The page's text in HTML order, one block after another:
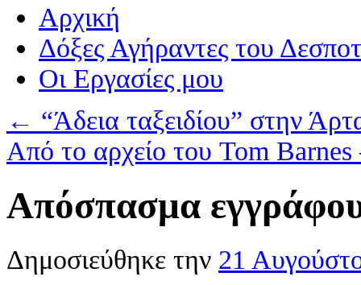
Αρχική
Δόξες Αγήραντες του
Οι Eργασίες μου
← “Άδεια ταξειδίου” στην
Από το αρχείο του Tom
Απόσπασμα
Δημοσιεύθηκε την 21